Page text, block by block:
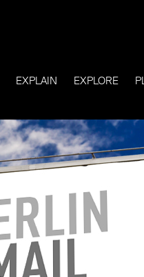
EXPLAIN EXPLORE